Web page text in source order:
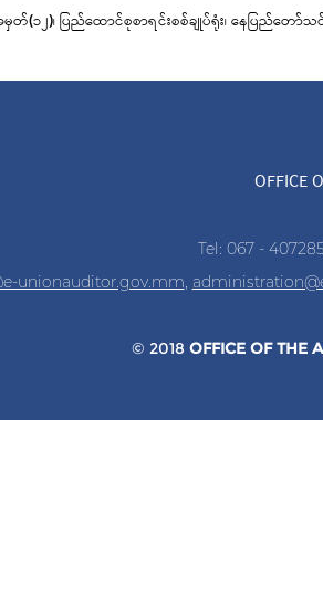
တ်(၁၂)၊ ပြည်ထောင်စုစာရင်းစစ်ချုပ်ရုံး၊ နေပြည်တော်
OFFICE
Tel: 067 -
unionauditor.gov.mm,
© 2018 OFFICE OF THE